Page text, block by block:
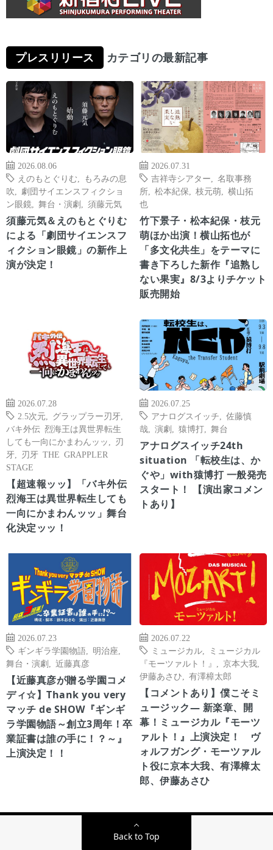
プレスリリース カテゴリの最新記事
2026.08.06
えのもとぐりむ
もろみの息
吹
劇団サイエンスフィクショ
ン眼鏡
舞台・演劇 須藤元気
須藤元気＆えのもとぐりむ
による「劇団サイエンスフ
ィクション眼鏡」の新作上
演が決定！
2026.07.31
吉祥寺シアター
名取事務
所
松本紀保 枝元萌
横山拓
也
竹下景子・松本紀保・枝元
萌ほか出演！横山拓也が
「多文化共生」をテーマに
書き下ろした新作『追熟し
ない果実』8/3よりチケット
販売開始
2026.07.28
2.5次元
グラップラー刃牙
バキ外伝 烈海王は異世界転生
しても一向にかまわんッッ
刃
牙
刃牙 THE GRAPPLER
STAGE
【超速報ッッ】「バキ外伝
烈海王は異世界転生しても
一向にかまわんッッ」舞台
化決定ッッ！
2026.07.25
アナログスイッチ
佐藤慎
哉
演劇 猿博打 舞台
アナログスイッチ24th
situation 「転校生は、か
ぐや」with猿博打 一般発売
スタート！ 【演出家コメン
トあり】
2026.07.23
ギンギラ学園物語
明治座
舞台・演劇
近藤真彦
【近藤真彦が贈る学園コメ
ディ☆】Thank you very
マッチ de SHOW『ギンギ
ラ学園物語～創立3周年！卒
業証書は誰の手に！？～』
上演決定！！
2026.07.22
ミュージカル
ミュージカル
『モーツァルト！』
京本大我
伊藤あさひ
有澤樟太郎
【コメントあり】僕こそミ
ュージック― 新楽章、開
幕！ミュージカル『モーツ
ァルト！』上演決定！ ヴ
ォルフガング・モーツァル
ト役に京本大我、有澤樟太
郎、伊藤あさひ
Back to Top